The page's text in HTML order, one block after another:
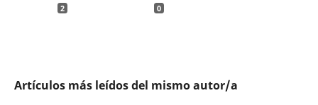
2 0
Artículos más leídos del mismo autor/a